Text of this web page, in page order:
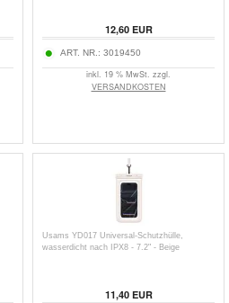
12,60EUR
ART. NR.: 3019450
inkl. 19 % MwSt. zzgl.
VERSANDKOSTEN
Usams YD017 Universal-Schutzhülle,
wasserdicht nach IPX8 - 7.2" - Beige
11,40EUR